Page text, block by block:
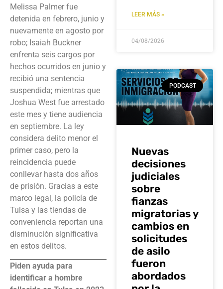
Melissa Palmer fue
detenida en febrero, junio y
nuevamente en agosto por
robo; Isaiah Buckner
enfrenta seis cargos por
hechos ocurridos en junio y
recibió una sentencia
suspendida; mientras que
Joshua West fue arrestado
este mes y tiene audiencia
en septiembre. La ley
considera delito menor el
primer caso, pero la
reincidencia puede
conllevar hasta dos años
de prisión. Gracias a este
marco legal, la policía de
Tulsa y las tiendas de
conveniencia reportan una
disminución significativa
en estos delitos.
Piden ayuda para
identificar a hombre
LEER MÁS »
04/08/2026
PODCAST
Nuevas
decisiones
judiciales
sobre
fianzas
migratorias y
cambios en
solicitudes
de asilo
fueron
abordados